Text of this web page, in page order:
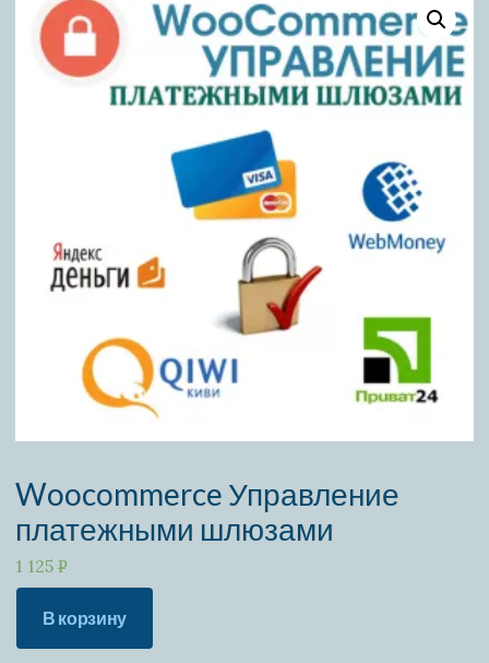
Woocommerce Управление
платежными шлюзами
1 125 P
УБ.
товара
Woocommerce
В корзину